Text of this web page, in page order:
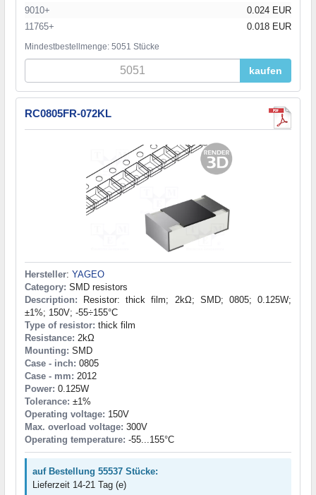
9010+
0.024 EUR
11765+
0.018 EUR
Mindestbestellmenge: 5051 Stücke
kaufen
RC0805FR-072KL
Hersteller: YAGEO
Category: SMD resistors
Description: Resistor: thick film; 2kΩ; SMD; 0805; 0.125W;
±1%; 150V; -55÷155°C
Type of resistor: thick film
Resistance: 2kΩ
Mounting: SMD
Case - inch: 0805
Case - mm: 2012
Power: 0.125W
Tolerance: ±1%
Operating voltage: 150V
Max. overload voltage: 300V
Operating temperature: -55...155°C
auf Bestellung 55537 Stücke:
Lieferzeit 14-21 Tag (e)